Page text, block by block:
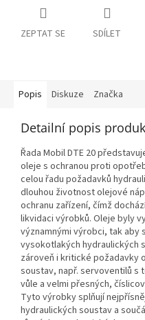
ZEPTAT SE SDÍLET
Popis Diskuze Značka
Detailní popis
Řada Mobil DTE 20
oleje s ochranou proti
celou řadu požadavků
dlouhou životnost olejové
ochranu zařízení, čímž
likvidaci výrobků. Oleje byly
významnými výrobci, tak aby
vysokotlakých hydraulických
zároveň i kritické požadavky
soustav, např. servoventilů s
vůle a velmi přesných,
Tyto výrobky splňují
hydraulických soustav a